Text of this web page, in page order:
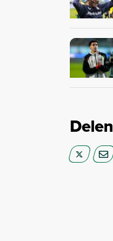
Delen